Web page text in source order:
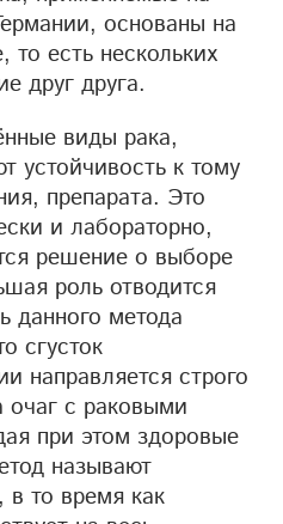
основаны на
то есть нескольких
друг друга.
виды рака,
устойчивость к тому
препарата. Это
и лабораторно,
решение о выборе
роль отводится
данного метода
сгусток
направляется строго
очаг с раковыми
при этом здоровые
называют
то время как